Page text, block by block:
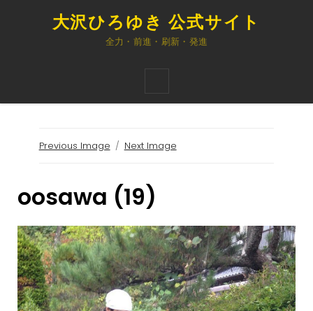
大沢ひろゆき 公式サイト
全力・前進・刷新・発進
Previous Image Next Image
oosawa (19)